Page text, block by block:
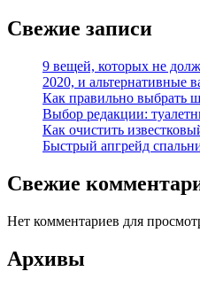
Свежие записи
9 вещей, которых не
2020, и альтернативные
Как правильно выбрать
Выбор редакции:
Как очистить
Быстрый апгрейд
Свежие
Нет комментариев для
Архивы